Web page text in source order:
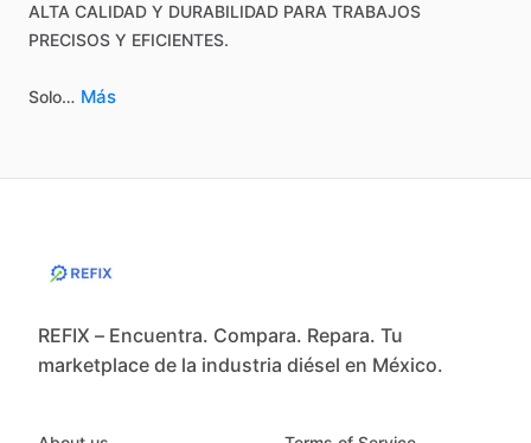
ALTA CALIDAD Y DURABILIDAD PARA TRABAJOS
PRECISOS Y EFICIENTES.
Solo… Más
REFIX – Encuentra. Compara. Repara. Tu
marketplace de la industria diésel en México.